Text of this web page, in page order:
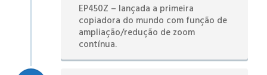
EP450Z – lançada a primeira
copiadora do mundo com função de
ampliação/redução de zoom
contínua.